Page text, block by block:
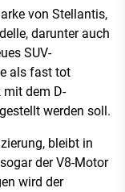
von Stellantis,
darunter auch
SUV-
als fast tot
dem D-
werden soll.
bleibt in
der V8-Motor
wird der